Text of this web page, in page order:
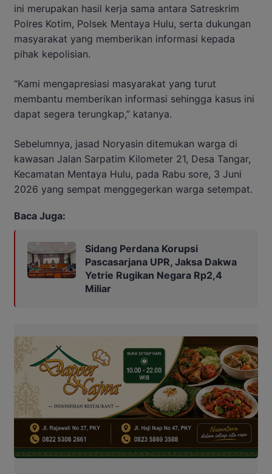
ini merupakan hasil kerja sama antara Satreskrim
Polres Kotim, Polsek Mentaya Hulu, serta dukungan
masyarakat yang memberikan informasi kepada
pihak kepolisian.
“Kami mengapresiasi masyarakat yang turut
membantu memberikan informasi sehingga kasus ini
dapat segera terungkap,” katanya.
Sebelumnya, jasad Noryasin ditemukan warga di
kawasan Jalan Sarpatim Kilometer 21, Desa Tangar,
Kecamatan Mentaya Hulu, pada Rabu sore, 3 Juni
2026 yang sempat menggegerkan warga setempat.
Baca Juga:
Sidang Perdana Korupsi
Pascasarjana UPR, Jaksa Dakwa
Yetrie Rugikan Negara Rp2,4
Miliar